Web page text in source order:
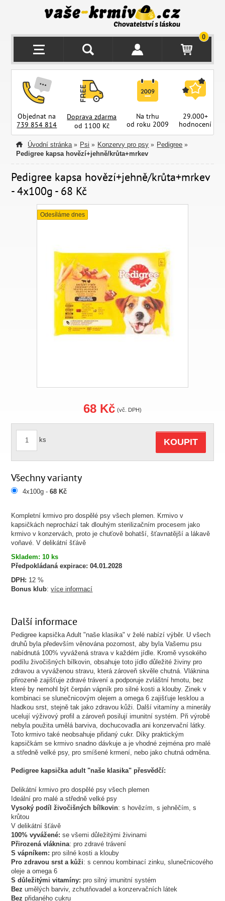
0
Objednat na
739 854 814
Doprava zdarma
od 1100 Kč
Na trhu
od roku 2009
29.000+
hodnocení
Úvodní stránka » Psi » Konzervy pro psy » Pedigree »
Pedigree kapsa hovězí+jehně/krůta+mrkev
Pedigree kapsa hovězí+jehně/krůta+mrkev
- 4x100g - 68 Kč
Odesíláme dnes
Kompletní krmivo pro dospělé psy všech plemen. Krmivo v
kapsičkách neprochází tak dlouhým sterilizačním procesem jako
krmivo v konzervách, proto je chuťově bohatší, šťavnatější a lákavě
voňavé. V delikátní šťávě
Skladem: 10 ks
Předpokládaná expirace: 04.01.2028
DPH: 12 %
Bonus klub:více informací
68 Kč (vč. DPH)
ks KOUPIT
Všechny varianty
4x100g -68 Kč
Další informace
Pedigree kapsička Adult "naše klasika" v želé nabízí výběr. U všech
druhů byla především věnována pozornost, aby byla Vašemu psu
nabídnutá 100% vyvážená strava v každém jídle. Kromě vysokého
podílu živočišných bílkovin, obsahuje toto jídlo důležité živiny pro
zdravou a vyváženou stravu, která zároveň skvěle chutná. Vláknina
přirozeně zajišťuje zdravé trávení a podporuje zvláštní hmotu, bez
které by nemohl být čerpán vápník pro silné kosti a klouby. Zinek v
kombinaci se slunečnicovým olejem a omega 6 zajišťuje lesklou a
hladkou srst, stejně tak jako zdravou kůži. Další vitamíny a minerály
ucelují výživový profil a zároveň posilují imunitní systém. Při výrobě
nebyla použita umělá barviva, dochucovadla ani konzervační látky.
Toto krmivo také neobsahuje přidaný cukr. Díky praktickým
kapsičkám se krmivo snadno dávkuje a je vhodné zejména pro malé
a středně velké psy, pro smíšené krmení, nebo jako chutná odměna.
Pedigree kapsička adult "naše klasika" přesvědčí:
Delikátní krmivo pro dospělé psy všech plemen
Ideální pro malé a středně velké psy
Vysoký podíl živočišných bílkovin: s hovězím, s jehněčím, s
krůtou
V delikátní šťávě
100% vyvážené: se všemi důležitými živinami
Přirozená vláknina: pro zdravé trávení
S vápníkem: pro silné kosti a klouby
Pro zdravou srst a kůži: s cennou kombinací zinku, slunečnicového
oleje a omega 6
S důležitými vitamíny: pro silný imunitní systém
Bezumělých barviv, zchutňovadel a konzervačních látek
Bezpřidaného cukru